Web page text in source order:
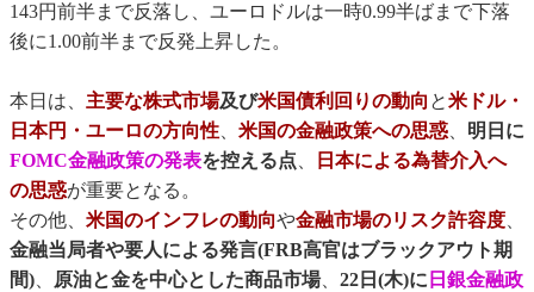
143円前半まで反落し、ユーロドルは一時0.99半ばまで下落
後に1.00前半まで反発上昇した。
本日は、 主要な株式市場及び米国債利回りの動向 と米ドル・
日本円・ユーロの方向性、 米国の金融政策への思惑、 明日に
FOMC金融政策の発表を控える点、
日本による為替介入へ
の思惑が重要となる。
その他、 米国のインフレの動向や金融市場のリスク許容度、
金融当局者や要人による発言(FRB高官はブラックアウト期
間)、 原油と金を中心とした商品市場、 22日(木)に 日銀金融政